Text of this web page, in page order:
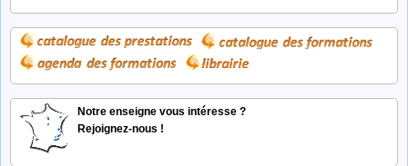
Notre enseigne vous intéresse ?
Rejoignez-nous !